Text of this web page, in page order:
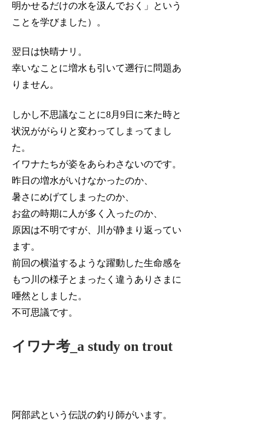
明かせるだけの水を汲んでおく」という
ことを学びました）。
翌日は快晴ナリ。
幸いなことに増水も引いて遡行に問題あ
りません。
しかし不思議なことに8月9日に来た時と
状況ががらりと変わってしまってまし
た。
イワナたちが姿をあらわさないのです。
昨日の増水がいけなかったのか、
暑さにめげてしまったのか、
お盆の時期に人が多く入ったのか、
原因は不明ですが、川が静まり返ってい
ます。
前回の横溢するような躍動した生命感を
もつ川の様子とまったく違うありさまに
唖然としました。
不可思議です。
イワナ考_a study on trout
阿部武という伝説の釣り師がいます。